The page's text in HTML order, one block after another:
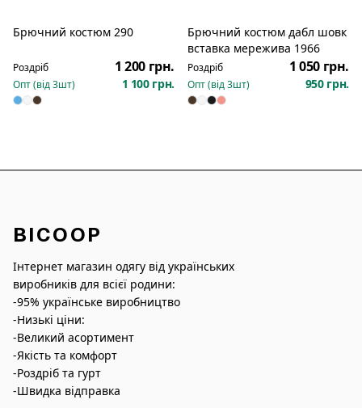
Брючний костюм 290
Роздріб 1 200 грн.
Опт (від3шт) 1 100 грн.
Брючний костюм дабл шовк
вставка мережива 1966
Роздріб 1 050 грн.
Опт (від3шт) 950 грн.
BICOOP
Інтернет магазин одягу від українських
виробників для всієї родини:
-95% українське виробництво
-Низькі ціни:
-Великий асортимент
-Якість та комфорт
-Роздріб та гурт
-Швидка відправка